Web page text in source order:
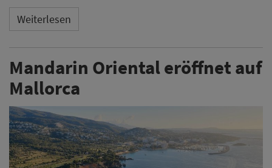
Weiterlesen
Mandarin Oriental eröffnet auf
Mallorca